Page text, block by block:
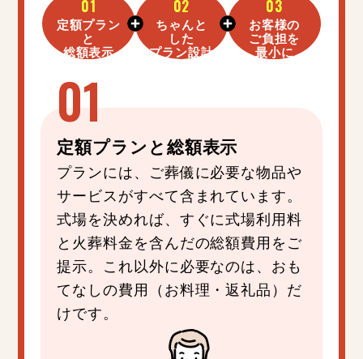
01
定額プラン
と
総額表示
02
ちゃんと
した
プラン設計
03
お客様の
ご負担を
最小に
定額プラン と総額表示
プランには、ご葬儀に必要な物品や
サービスがすべて含まれています。
式場を決めれば、すぐに式場利用料
と火葬料金を含んだの総額費用をご
提示。これ以外に必要なのは、おも
てなしの費用（お料理・返礼品）だ
けです。